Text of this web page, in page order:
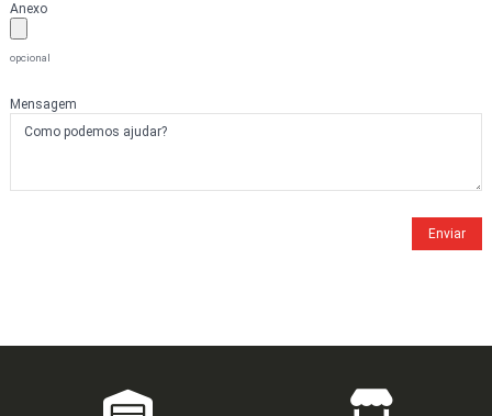
Anexo
opcional
Mensagem